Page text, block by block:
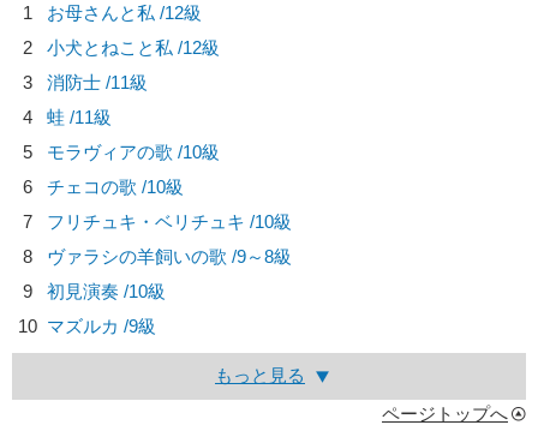
1
お母さんと私 /12級
2
小犬とねこと私 /12級
3
消防士 /11級
4
蛙 /11級
5
モラヴィアの歌 /10級
6
チェコの歌 /10級
7
フリチュキ・ベリチュキ /10級
8
ヴァラシの羊飼いの歌 /9～8級
9
初見演奏 /10級
10 マズルカ /9級
もっと見る
ページトップへ